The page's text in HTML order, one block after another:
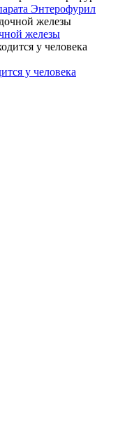
Энтерофурил
железы
у человека